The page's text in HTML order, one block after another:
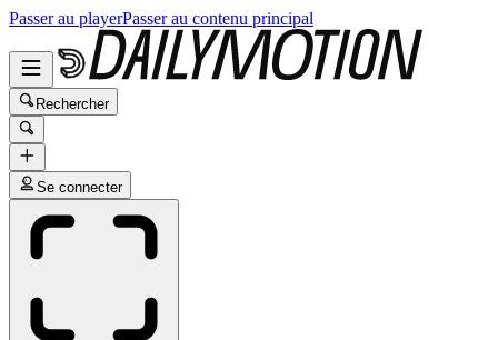
Passer au playerPasser au contenu principal
Rechercher
Se connecter